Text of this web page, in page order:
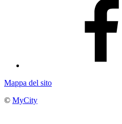
Mappa del sito
© MyCity